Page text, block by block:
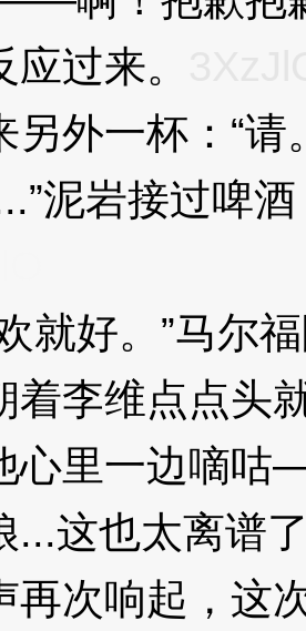
过来。
外一杯：“请
岩接过啤酒
好。”马尔福
着李维点点头
里一边嘀咕
...这也太离谱
次响起，这次